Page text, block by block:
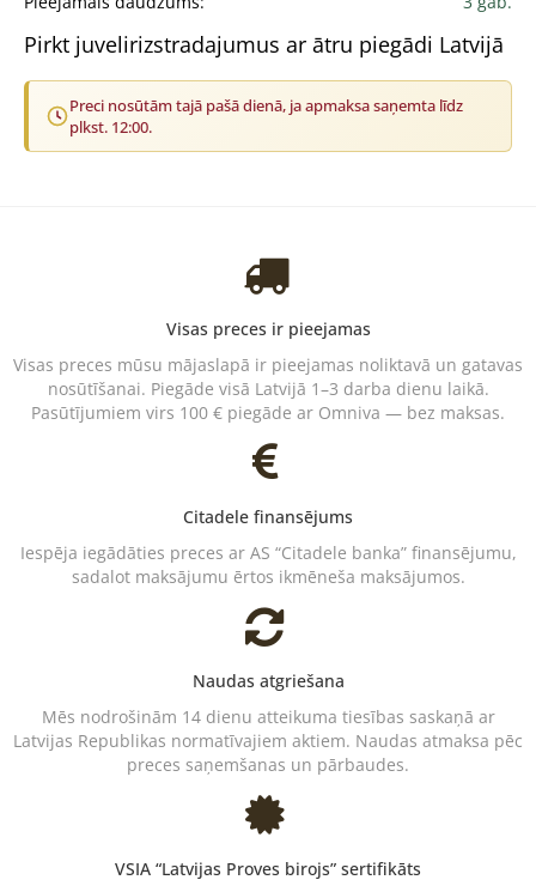
Pirkt juvelirizstradajumus ar ātru piegādi Latvijā
Preci nosūtām tajā pašā dienā, ja apmaksa saņemta līdz
plkst. 12:00.
Visas preces ir pieejamas
Visas preces mūsu mājaslapā ir pieejamas noliktavā un gatavas
nosūtīšanai. Piegāde visā Latvijā 1–3 darba dienu laikā.
Pasūtījumiem virs 100 € piegāde ar Omniva — bez maksas.
Citadele finansējums
Iespēja iegādāties preces ar AS “Citadele banka” finansējumu,
sadalot maksājumu ērtos ikmēneša maksājumos.
Naudas atgriešana
Mēs nodrošinām 14 dienu atteikuma tiesības saskaņā ar
Latvijas Republikas normatīvajiem aktiem. Naudas atmaksa pēc
preces saņemšanas un pārbaudes.
VSIA “Latvijas Proves birojs” sertifikāts